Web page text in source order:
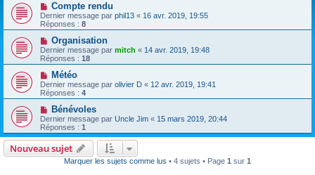
Compte rendu
Dernier message par phil13 « 16 avr. 2019, 19:55
Réponses : 8
Organisation
Dernier message par mitch « 14 avr. 2019, 19:48
Réponses : 18
Météo
Dernier message par olivier D « 12 avr. 2019, 19:41
Réponses : 4
Bénévoles
Dernier message par Uncle Jim « 15 mars 2019, 20:44
Réponses : 1
Nouveau sujet
Marquer les sujets comme lus • 4 sujets • Page 1 sur 1